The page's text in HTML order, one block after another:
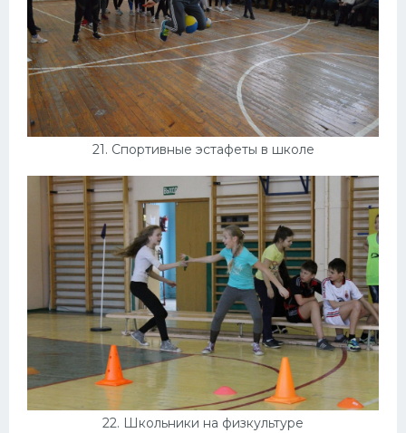
21. Спортивные эстафеты в школе
22. Школьники на физкультуре